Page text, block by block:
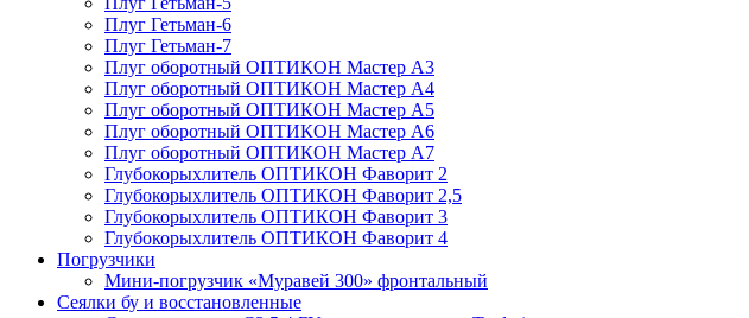
Плуг Гетьман-6
Плуг Гетьман-7
Плуг оборотный ОПТИКОН Мастер А3
Плуг оборотный ОПТИКОН Мастер А4
Плуг оборотный ОПТИКОН Мастер А5
Плуг оборотный ОПТИКОН Мастер А6
Плуг оборотный ОПТИКОН Мастер А7
Глубокорыхлитель ОПТИКОН Фаворит 2
Глубокорыхлитель ОПТИКОН Фаворит 2,5
Глубокорыхлитель ОПТИКОН Фаворит 3
Глубокорыхлитель ОПТИКОН Фаворит 4
Погрузчики
Мини-погрузчик «Муравей 300» фронтальный
Сеялки бу и восстановленные